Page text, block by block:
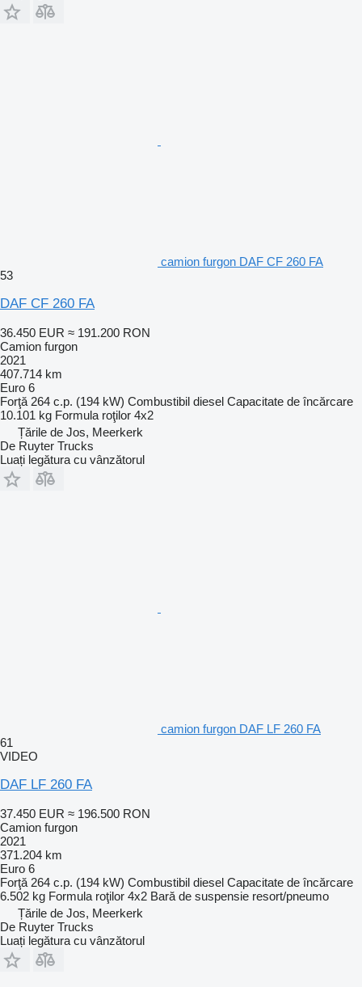
camion furgon DAF CF 260 FA
53
DAF CF 260 FA
36.450 EUR ≈ 191.200 RON
Camion furgon
2021
407.714 km
Euro 6
Forţă 264 c.p. (194 kW) Combustibil diesel Capacitate de încărcare
10.101 kg Formula roţilor 4x2
Țările de Jos, Meerkerk
De Ruyter Trucks
Luați legătura cu vânzătorul
camion furgon DAF LF 260 FA
61
VIDEO
DAF LF 260 FA
37.450 EUR ≈ 196.500 RON
Camion furgon
2021
371.204 km
Euro 6
Forţă 264 c.p. (194 kW) Combustibil diesel Capacitate de încărcare
6.502 kg Formula roţilor 4x2 Bară de suspensie resort/pneumo
Țările de Jos, Meerkerk
De Ruyter Trucks
Luați legătura cu vânzătorul